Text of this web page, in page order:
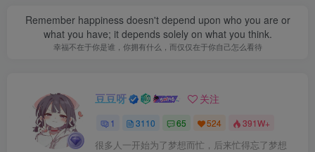
Remember happiness doesn't depend upon who you are or
what you have; it depends solely on what you think.
幸福不在于你是谁，你拥有什么，而仅仅在于你自己怎么看待
豆豆呀 关注
1 3110 65 524 391W+
很多人一开始为了梦想而忙，后来忙得忘了梦想